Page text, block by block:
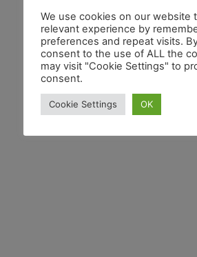
We use cookies on our website
relevant experience by
preferences and repeat visits.
consent to the use of ALL the
may visit "Cookie Settings" to
consent.
Cookie Settings OK